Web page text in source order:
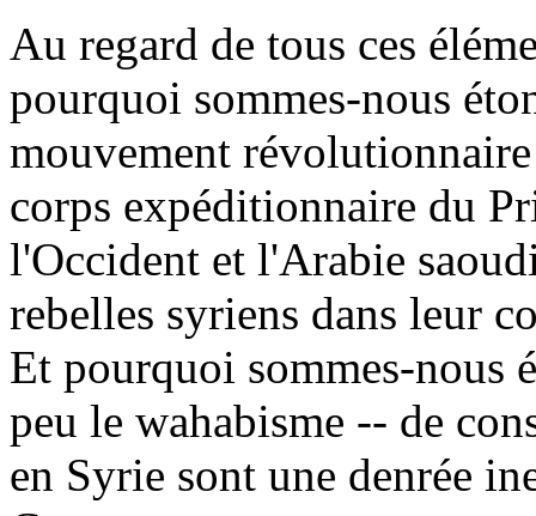
Au regard de tous ces
pourquoi sommes-nous
mouvement
corps expéditionnaire du
l'Occident et l'Arabie
rebelles syriens dans leur
Et pourquoi sommes-nous
peu le wahabisme -- de
en Syrie sont une denrée